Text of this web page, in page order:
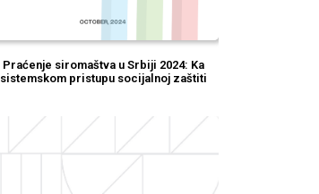
Praćenje siromaštva u Srbiji 2024: Ka
sistemskom pristupu socijalnoj zaštiti